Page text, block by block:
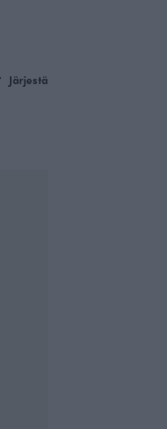
Järjestä